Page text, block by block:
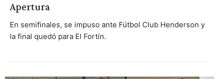
Apertura
En semifinales, se impuso ante Fútbol Club Henderson y
la final quedó para El Fortín.